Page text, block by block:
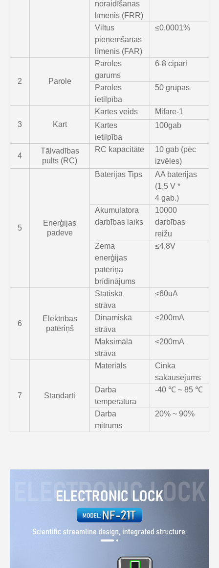
noraidīšanas
līmenis (FRR)
Viltus
pieņemšanas
līmenis (FAR)
≤0,0001%
2 Parole
Paroles
garums
6-8 cipari
Paroles
ietilpība
50 grupas
3 Kart
Kartes veids
Mifare-1
Kartes
ietilpība
100gab
4
Tālvadības
pults (RC)
RC kapacitāte
10 gab (pēc
izvēles)
5
Enerģijas
padeve
Baterijas Tips
AA baterijas
(1,5 V *
4 gab.)
Akumulatora
darbības laiks
10000
darbības
reižu
Zema
enerģijas
patēriņa
brīdinājums
≤4,8V
6
Elektrības
patēriņš
Statiskā
strāva
≤60uA
Dinamiskā
strāva
<200mA
Maksimālā
strāva
<200mA
7 Standarti
Materiāls
Cinka
sakausējums
Darba
temperatūra
-40 ℃ ~ 85 ℃
Darba
mitrums
20% ~ 90%